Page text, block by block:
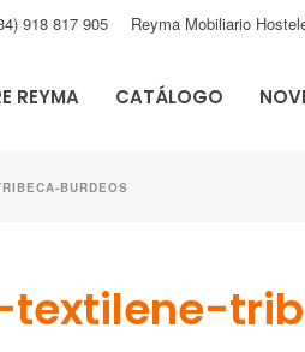
918 817 905 Reyma Mobiliario
REYMA CATÁLOGO
BURDEOS